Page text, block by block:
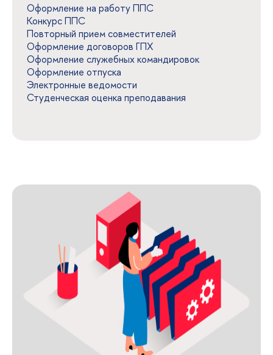
Оформление на работу ППС
Конкурс ППС
Повторный прием совместителей
Оформление договоров ГПХ
Оформление служебных командировок
Оформление отпуска
Электронные ведомости
Студенческая оценка преподавания